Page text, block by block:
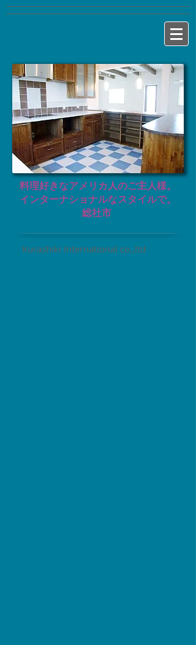
料理好きなアメリカ人のご主人様。
​インターナショナルなスタイルで。
総社市 ​
Kurashiki International co.,ltd